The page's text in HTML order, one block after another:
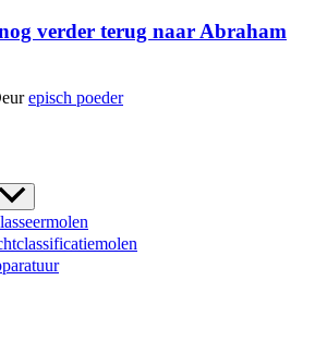
verder terug naar Abraham
episch poeder